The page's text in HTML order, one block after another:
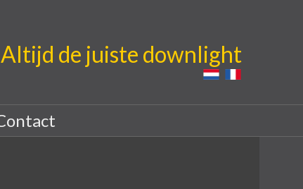
de juiste downlight